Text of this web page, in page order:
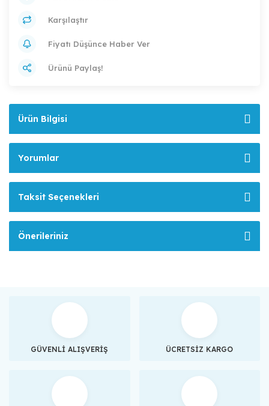
Karşılaştır
Fiyatı Düşünce Haber Ver
Ürünü Paylaş!
Ürün Bilgisi
Yorumlar
Taksit Seçenekleri
Önerileriniz
GÜVENLİ ALIŞVERİŞ ÜCRETSİZ KARGO